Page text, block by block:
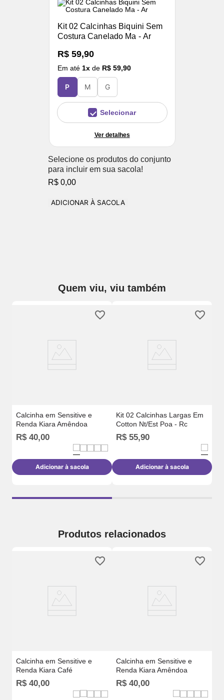
Kit 02 Calcinhas Biquini Sem
Costura Canelado Ma - Ar
R$ 59,90
Em até 1x de R$ 59,90
P M G
Selecionar
Ver detalhes
Selecione os produtos do conjunto
para incluir em sua sacola!
R$ 0,00
ADICIONAR À SACOLA
Quem viu, viu também
Calcinha em Sensitive e
Renda Kiara Amêndoa
R$ 40,00
Adicionar à sacola
Kit 02 Calcinhas Largas Em
Cotton Nt/Est Poa - Rc
R$ 55,90
Adicionar à sacola
Produtos relacionados
Calcinha em Sensitive e
Renda Kiara Café
R$ 40,00
Calcinha em Sensitive e
Renda Kiara Amêndoa
R$ 40,00